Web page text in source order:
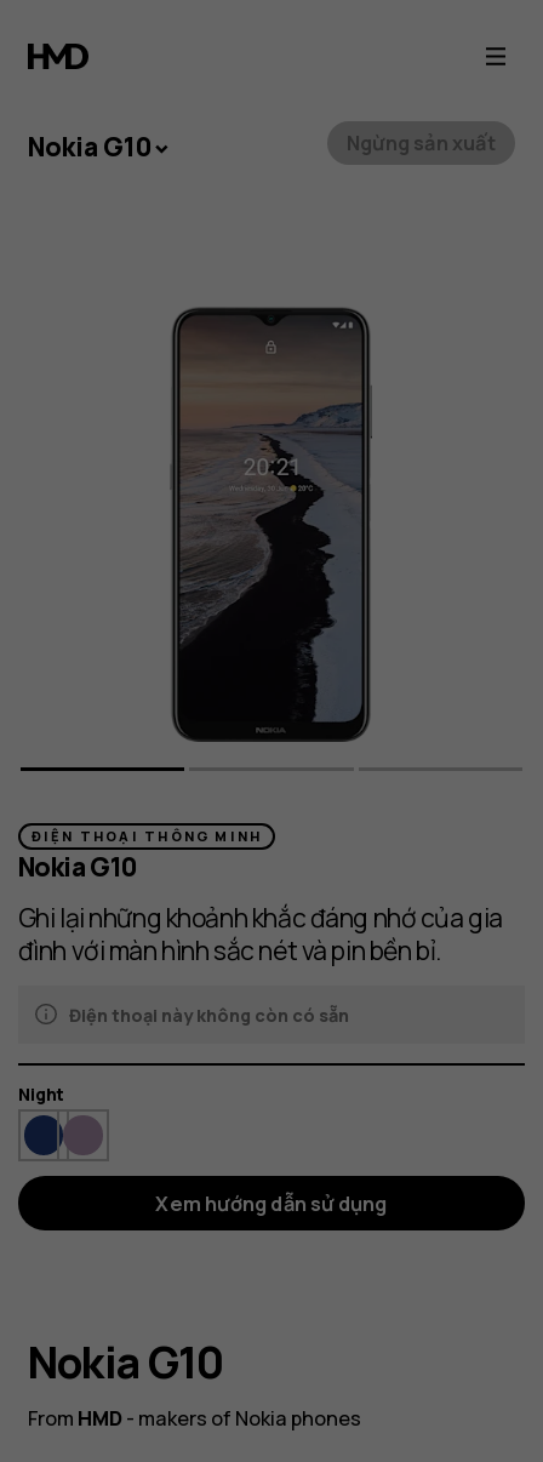
Nokia
G10
Nokia G10 Ngừng sản xuất
ĐIỆN THOẠI THÔNG MINH
Nokia G10
Ghi lại những khoảnh khắc đáng nhớ của gia
đình với màn hình sắc nét và pin bền bỉ.
Điện thoại này không còn có sẵn
Màu
sắc
Night
Xem hướng dẫn sử dụng
Nokia G10
From HMD- makers of Nokia phones